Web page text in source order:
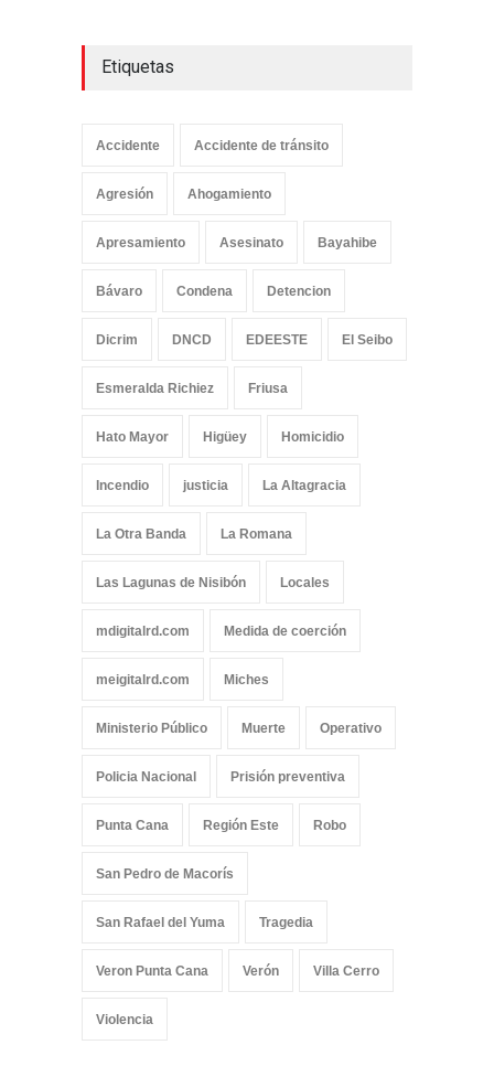
Etiquetas
Accidente Accidente de tránsito
Agresión Ahogamiento
Apresamiento Asesinato Bayahibe
Bávaro Condena Detencion
Dicrim DNCD EDEESTE El Seibo
Esmeralda Richiez Friusa
Hato Mayor Higüey Homicidio
Incendio justicia La Altagracia
La Otra Banda La Romana
Las Lagunas de Nisibón Locales
mdigitalrd.com Medida de coerción
meigitalrd.com Miches
Ministerio Público Muerte Operativo
Policia Nacional Prisión preventiva
Punta Cana Región Este Robo
San Pedro de Macorís
San Rafael del Yuma Tragedia
Veron Punta Cana Verón Villa Cerro
Violencia